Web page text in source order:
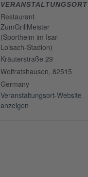
VERANSTALTUNGSORT
Restaurant
ZumGrillMeister
(Sportheim im Isar-
Loisach-Stadion)
Kräuterstraße 29
Wolfratshausen, 82515
Germany
Veranstaltungsort-Website
anzeigen